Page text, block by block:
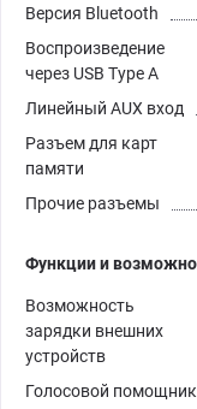
Версия Bluetooth
Воспроизведение
через USB Type A
Линейный AUX вход
Разъем для карт
памяти
Прочие разъемы
Функции и
Возможность
зарядки внешних
устройств
Голосовой помощник